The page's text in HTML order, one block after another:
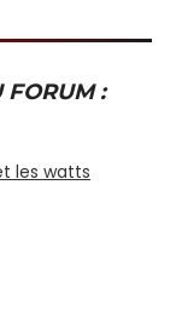
FORUM :